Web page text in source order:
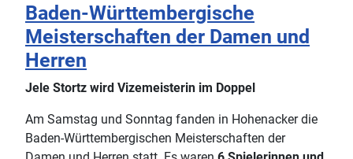
Baden-Württembergische
Meisterschaften der Damen und
Herren
Jele Stortz wird Vizemeisterin im Doppel
Am Samstag und Sonntag fanden in Hohenacker die
Baden-Württembergischen Meisterschaften der